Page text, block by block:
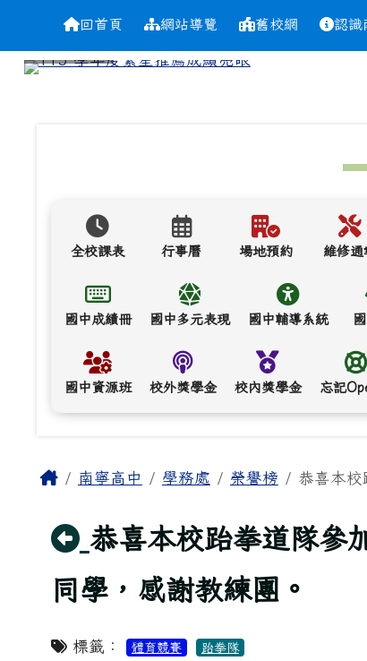
台南市南寧高中
導覽列回首頁 網站導覽 舊校網 認識
全校課表 行事曆 場地預約 維修通
國中成績冊 國中多元表現 國中輔導系統
國中資源班 校外獎學金 校內獎學金 忘記
主內容區域
Home南寧高中 學務處 榮譽榜 恭喜本校
回上頁
恭喜本校跆拳道隊參
同學，感謝教練團。
標籤： 體育競賽 跆拳隊